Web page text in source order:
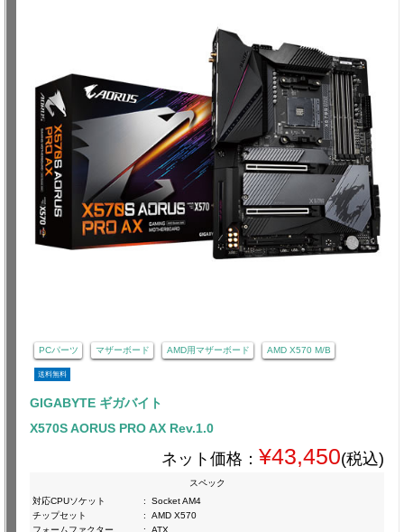
PCパーツ マザーボード AMD用マザーボード AMD X570 M/B
送料無料
GIGABYTE ギガバイト
X570S AORUS PRO AX Rev.1.0
ネット価格： ¥43,450(税込)
スペック
対応CPUソケット
:
Socket AM4
チップセット
:
AMD X570
フォームファクター
: ATX